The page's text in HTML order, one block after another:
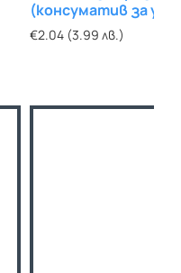
(консуматив за
връзване на
€2.04 (3.99 лв.)